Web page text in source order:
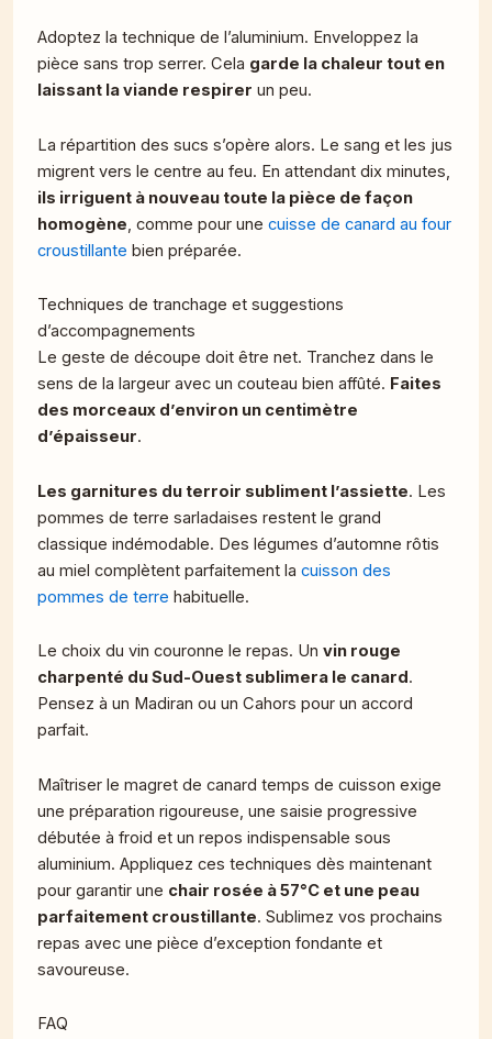
Adoptez la technique de l’aluminium. Enveloppez la
pièce sans trop serrer. Cela garde la chaleur tout en
laissant la viande respirer un peu.
La répartition des sucs s’opère alors. Le sang et les jus
migrent vers le centre au feu. En attendant dix minutes,
ils irriguent à nouveau toute la pièce de façon
homogène, comme pour une cuisse de canard au four
croustillante bien préparée.
Techniques de tranchage et suggestions
d’accompagnements
Le geste de découpe doit être net. Tranchez dans le
sens de la largeur avec un couteau bien affûté. Faites
des morceaux d’environ un centimètre
d’épaisseur.
Les garnitures du terroir subliment l’assiette. Les
pommes de terre sarladaises restent le grand
classique indémodable. Des légumes d’automne rôtis
au miel complètent parfaitement la cuisson des
pommes de terre habituelle.
Le choix du vin couronne le repas. Un vin rouge
charpenté du Sud-Ouest sublimera le canard.
Pensez à un Madiran ou un Cahors pour un accord
parfait.
Maîtriser le magret de canard temps de cuisson exige
une préparation rigoureuse, une saisie progressive
débutée à froid et un repos indispensable sous
aluminium. Appliquez ces techniques dès maintenant
pour garantir une chair rosée à 57°C et une peau
parfaitement croustillante. Sublimez vos prochains
repas avec une pièce d’exception fondante et
savoureuse.
FAQ